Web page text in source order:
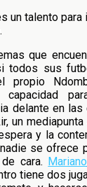
un talento para
que
todos sus
propio
delante en
un
y la
se ofrece
cara. Mariano
tiene dos